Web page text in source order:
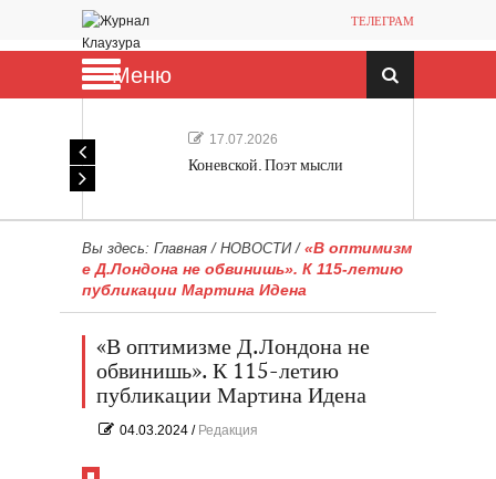
ТЕЛЕГРАМ
Меню
17.07.2026
Коневской. Поэт мысли
Вы здесь: Главная / НОВОСТИ/ «В оптимизм
е Д.Лондона не обвинишь». К 115-летию
публикации Мартина Идена
«В оптимизме Д.Лондона не
обвинишь». К 115-летию
публикации Мартина Идена
04.03.2024 / Редакция